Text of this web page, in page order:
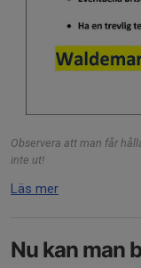
Observera att man får
inte ut!
Läs mer
Nu kan man